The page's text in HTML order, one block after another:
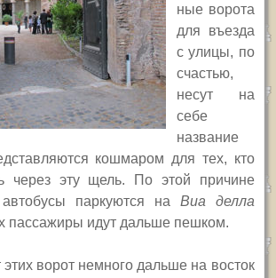
ные ворота
для въезда
с улицы, по
счастью,
несут на
себе
название
кошмаром для тех, кто
через эту щель. По этой причине
автобусы паркуются на Виа делла
пассажиры идут дальше пешком.
этих ворот немного дальше на восток